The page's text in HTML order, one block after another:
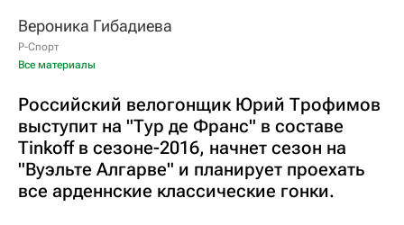
Вероника Гибадиева
Р-Спорт
Все материалы
Российский велогонщик Юрий Трофимов
выступит на "Тур де Франс" в составе
Tinkoff в сезоне-2016, начнет сезон на
"Вуэльте Алгарве" и планирует проехать
все арденнские классические гонки.